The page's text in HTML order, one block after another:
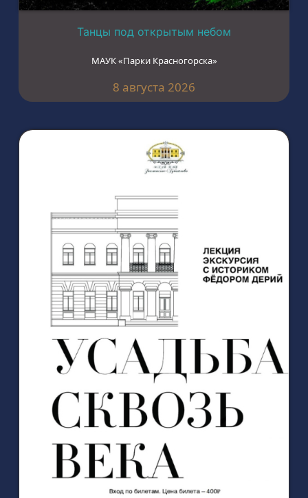
Танцы под открытым небом
МАУК «Парки Красногорска»
8 августа 2026